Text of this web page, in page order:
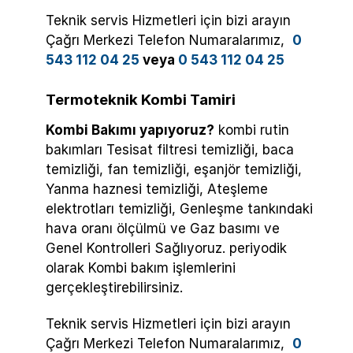
Teknik servis Hizmetleri için bizi arayın
Çağrı Merkezi Telefon Numaralarımız, 0
543 112 04 25 veya 0 543 112 04 25
Termoteknik Kombi Tamiri
Kombi Bakımı yapıyoruz? kombi rutin
bakımları Tesisat filtresi temizliği, baca
temizliği, fan temizliği, eşanjör temizliği,
Yanma haznesi temizliği, Ateşleme
elektrotları temizliği, Genleşme tankındaki
hava oranı ölçülmü ve Gaz basımı ve
Genel Kontrolleri Sağlıyoruz. periyodik
olarak Kombi bakım işlemlerini
gerçekleştirebilirsiniz.
Teknik servis Hizmetleri için bizi arayın
Çağrı Merkezi Telefon Numaralarımız, 0